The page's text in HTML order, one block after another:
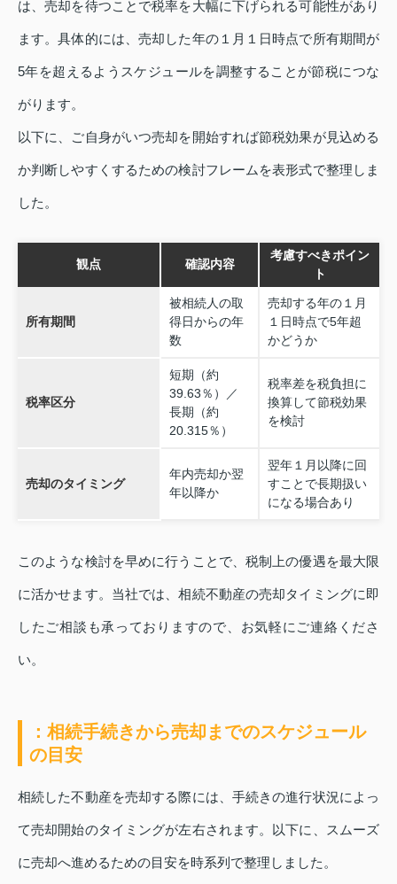
は、売却を待つことで税率を大幅に下げられる可能性があり
ます。具体的には、売却した年の１月１日時点で所有期間が
5年を超えるようスケジュールを調整することが節税につな
がります。
以下に、ご自身がいつ売却を開始すれば節税効果が見込める
か判断しやすくするための検討フレームを表形式で整理しま
した。
観点 確認内容
考慮すべきポイン
ト
所有期間
被相続人の取
得日からの年
数
売却する年の１月
１日時点で5年超
かどうか
税率区分
短期（約
39.63％）／
長期（約
20.315％）
税率差を税負担に
換算して節税効果
を検討
売却のタイミング
年内売却か翌
年以降か
翌年１月以降に回
すことで長期扱い
になる場合あり
このような検討を早めに行うことで、税制上の優遇を最大限
に活かせます。当社では、相続不動産の売却タイミングに即
したご相談も承っておりますので、お気軽にご連絡くださ
い。
：相続手続きから売却までのスケジュール
の目安
相続した不動産を売却する際には、手続きの進行状況によっ
て売却開始のタイミングが左右されます。以下に、スムーズ
に売却へ進めるための目安を時系列で整理しました。